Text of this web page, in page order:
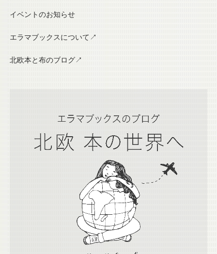
イベントのお知らせ
エラマブックスについて↗
北欧本と布のブログ↗